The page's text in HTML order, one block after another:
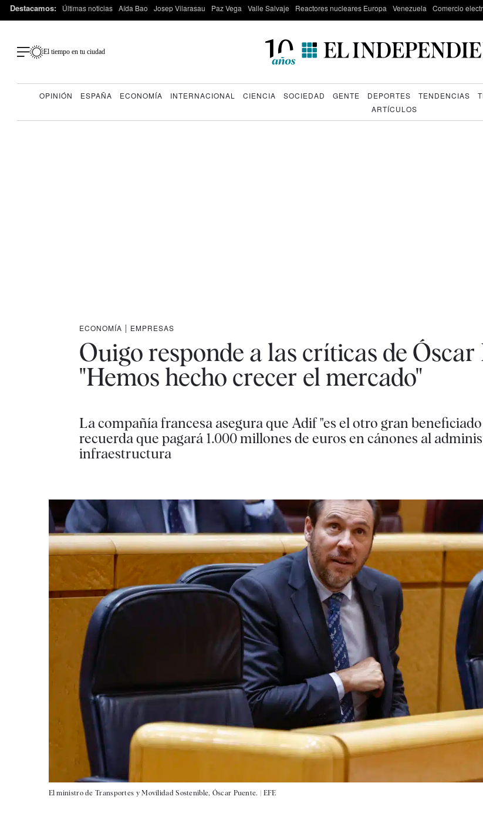
Destacamos: Últimas noticias Aída Bao Josep Vilarasau Paz Vega Valle Salvaje Reactores nucleares Europa Venezuela Comercio
El tiempo en tu ciudad
OPINIÓN ESPAÑA ECONOMÍA INTERNACIONAL CIENCIA SOCIEDAD GENTE DEPORTES TENDENCIAS
ARTÍCULOS
ECONOMÍA | EMPRESAS
Ouigo responde a las críticas de Óscar
"Hemos hecho crecer el mercado"
La compañía francesa asegura que Adif "es el otro gran
recuerda que pagará 1.000 millones de euros en cánones al
infraestructura
El ministro de Transportes y Movilidad Sostenible, Óscar Puente. | EFE